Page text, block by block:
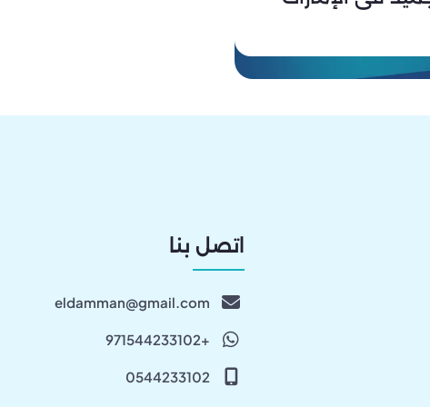
اتصل بنا
eldamman@gmail.com
+971544233102
0544233102